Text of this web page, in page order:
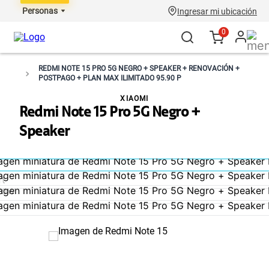
Personas Ingresar mi ubicación
0
REDMI NOTE 15 PRO 5G NEGRO + SPEAKER + RENOVACIÓN +
POSTPAGO + PLAN MAX ILIMITADO 95.90 P
Redmi Note 15 Pro 5G Negro +
Speaker
XIAOMI